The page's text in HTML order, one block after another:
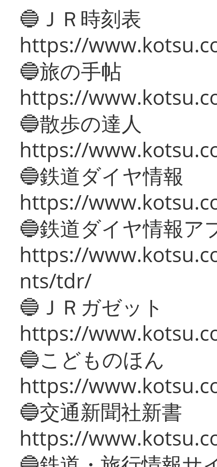
🔵ＪＲ時刻表
https://
🔵旅の手帖
https://
🔵散歩の達人
https://
🔵鉄道ダイヤ情報
https://
🔵鉄道ダイヤ情報ア
https://
nts/tdr/
🔵ＪＲガゼット
https://
🔵こどものほん
https://
🔵交通新聞社新書
https://